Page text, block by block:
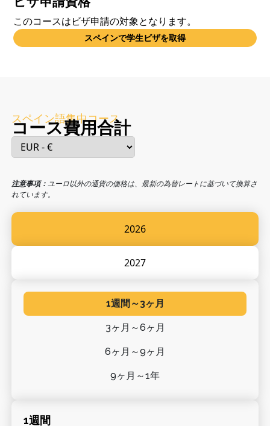
このコースはビザ申請の対象となります。
スペインで学生ビザを取得
2026
2027
1週間～3ヶ月
3ヶ月～6ヶ月
6ヶ月～9ヶ月
9ヶ月～1年
1週間
スペイン語集中コース
コース費用合計
注意事項： ユーロ以外の通貨の価格は、最新の為替レートに基づいて換算さ
れています。